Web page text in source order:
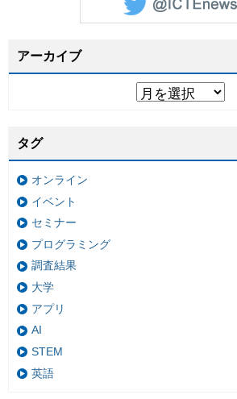
アーカイブ
タグ
オンライン
イベント
セミナー
プログラミング
調査結果
大学
アプリ
AI
STEM
英語